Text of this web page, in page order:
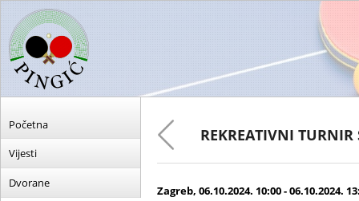
Početna
Vijesti
Dvorane
REKREATIVNI TURNIR
Zagreb, 06.10.2024. 10:00 - 06.10.2024.